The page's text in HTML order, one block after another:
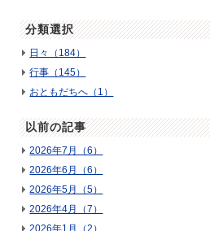
分類選択
日々（184）
行事（145）
おともだちへ（1）
以前の記事
2026年7月（6）
2026年6月（6）
2026年5月（5）
2026年4月（7）
2026年1月（2）